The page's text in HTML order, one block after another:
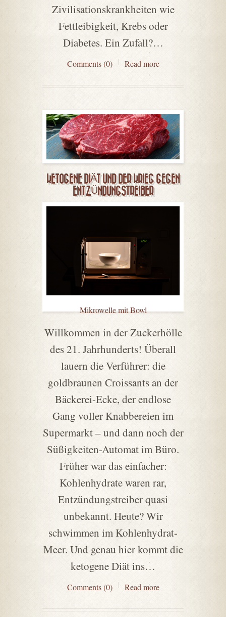
Zivilisationskrankheiten wie
Fettleibigkeit, Krebs oder
Diabetes. Ein Zufall?…
Comments (0) Read more
KETOGENE DIÄT UND DER KRIEG GEGEN
ENTZÜNDUNGSTREIBER
Mikrowelle mit Bowl
Willkommen in der Zuckerhölle
des 21. Jahrhunderts! Überall
lauern die Verführer: die
goldbraunen Croissants an der
Bäckerei-Ecke, der endlose
Gang voller Knabbereien im
Supermarkt – und dann noch der
Süßigkeiten-Automat im Büro.
Früher war das einfacher:
Kohlenhydrate waren rar,
Entzündungstreiber quasi
unbekannt. Heute? Wir
schwimmen im Kohlenhydrat-
Meer. Und genau hier kommt die
ketogene Diät ins…
Comments (0) Read more